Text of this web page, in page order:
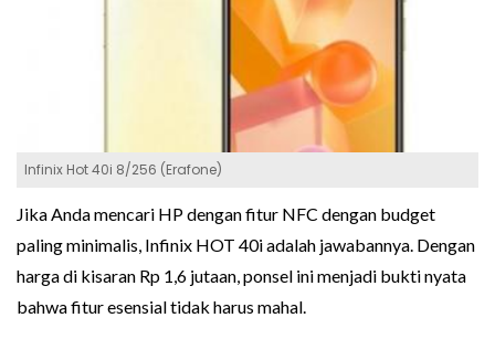
Infinix Hot 40i 8/256 (Erafone)
Jika Anda mencari HP dengan fitur NFC dengan budget
paling minimalis, Infinix HOT 40i adalah jawabannya. Dengan
harga di kisaran Rp 1,6 jutaan, ponsel ini menjadi bukti nyata
bahwa fitur esensial tidak harus mahal.